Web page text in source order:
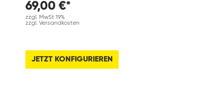
69,00 €*
zzgl. MwSt 19%
zzgl. Versandkosten
JETZT KONFIGURIEREN